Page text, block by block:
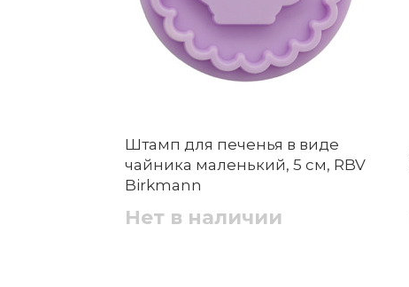
Штамп для печенья в виде
чайника маленький, 5 см, RBV
Birkmann
Нет в наличии